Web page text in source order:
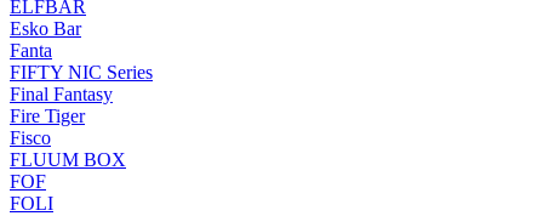
ELFBAR
Esko Bar
Fanta
FIFTY NIC Series
Final Fantasy
Fire Tiger
Fisco
FLUUM BOX
FOF
FOLI